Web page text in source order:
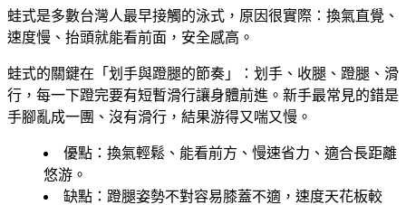
蛙式是多數台灣人最早接觸的泳式，原因很實際：換氣直覺、
速度慢、抬頭就能看前面，安全感高。
蛙式的關鍵在「划手與蹬腿的節奏」：划手、收腿、蹬腿、滑
行，每一下蹬完要有短暫滑行讓身體前進。新手最常見的錯是
手腳亂成一團、沒有滑行，結果游得又喘又慢。
優點 ：換氣輕鬆、能看前方、慢速省力、適合長距離
悠游。
缺點 ：蹬腿姿勢不對容易膝蓋不適，速度天花板較